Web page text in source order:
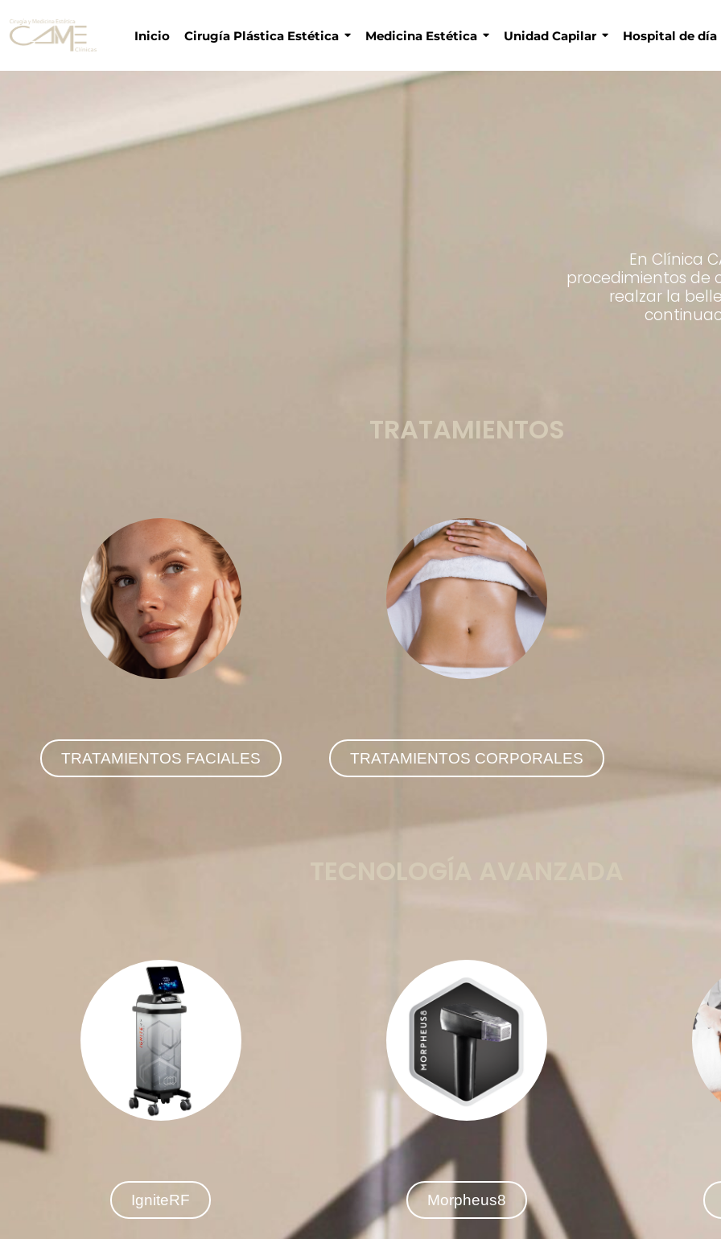
Inicio Cirugía Plástica Estética Medicina Estética Unidad Capilar Hospital de día
En Clínica
procedimientos de
realzar la
TRATAMIENTOS
Los
tratamientos faciales
son
procedimientos no invasivos que
mejoran la calidad, la textura y la
luminosidad de la piel,
proporcionando un aspecto
saludable, uniforme y duradero.
TRATAMIENTOS FACIALES
tratamientos corporales
procedimientos no invasivos que
mejoran la firmeza, la textura y la
apariencia de la piel, ayudando a
redefinir y armonizar la silueta,
proporcionando resultados visibles,
naturales y duraderos.
TRATAMIENTOS CORPORALES
IgniteRF
es un tratamiento no invasivo
con radiofrecuencia que mejora la
firmeza, la textura y la definición del
rostro, estimulando la producción de
colágeno y proporcionando
resultados naturales y duraderos.
IgniteRF
Morpheus8
es un tratamiento
mínimamente invasivo que combina
radiofrecuencia y microagujas para
mejorar la firmeza, la textura y la
calidad de la piel, proporcionando
resultados visibles y duraderos.
Morpheus8
es un
invasivo
cuerpo